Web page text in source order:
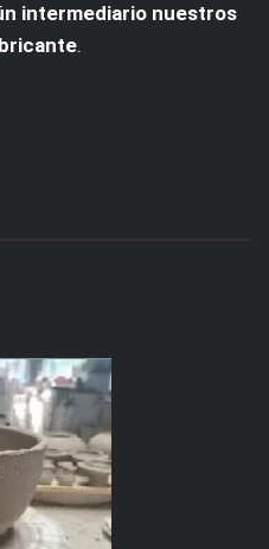
intermediario nuestros
.